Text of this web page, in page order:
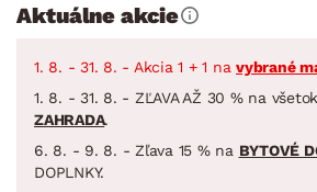
Aktuálne akcie
1. 8. - 31. 8. - Akcia 1 + 1 na vybrané
1. 8. - 31. 8. - ZĽAVA AŽ 30 % na
ZAHRADA.
6. 8. - 9. 8. - Zľava 15 % na BYTOVÉ
DOPLNKY.